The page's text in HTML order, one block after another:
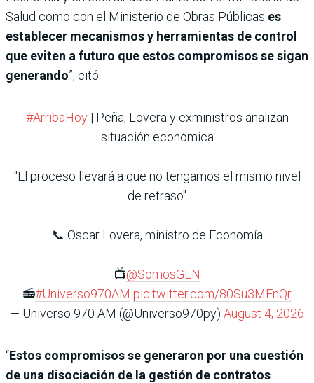
Salud como con el Ministerio de Obras Públicas es
establecer mecanismos y herramientas de control
que eviten a futuro que estos compromisos se sigan
generando”, citó.
#ArribaHoy| Peña, Lovera y exministros analizan
situación económica
"El proceso llevará a que no tengamos el mismo nivel
de retraso"
📞 Oscar Lovera, ministro de Economía
📺@SomosGEN
📻#Universo970AM pic.twitter.com/80Su3MEnQr
— Universo 970 AM (@Universo970py) August 4, 2026
“Estos compromisos se generaron por una cuestión
de una disociación de la gestión de contratos